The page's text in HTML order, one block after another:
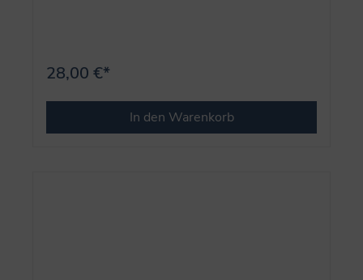
28,00 €*
In den Warenkorb